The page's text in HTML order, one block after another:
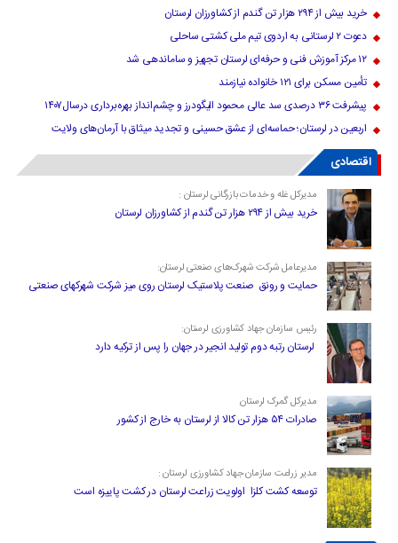
خرید بیش از ۲۹۴ هزار تن گندم از کشاورزان لرستان
دعوت ۲ لرستانی به اردوی تیم ملی کشتی ساحلی
۱۲ مرکز آموزش فنی و حرفه‌ای لرستان تجهیز و ساماندهی شد
تأمین مسکن برای ۱۲۱ خانواده نیازمند
پیشرفت ۳۶ درصدی سد عالی محمود الیگودرز و چشم‌انداز بهره‌برداری درسال۱۴۰۷
اربعین در لرستان؛ حماسه‌ای از عشق حسینی و تجدید میثاق با آرمان‌های ولایت
اقتصادی
مدیرکل غله و خدمات بازرگانی لرستان :
خرید بیش از ۲۹۴ هزار تن گندم از کشاورزان لرستان
مدیرعامل شرکت شهرک‌های صنعتی لرستان:
حمایت و رونق صنعت پلاستیک لرستان روی میز شرکت شهرکهای صنعتی
رئیس سازمان جهاد کشاورزی لرستان:
لرستان رتبه دوم تولید انجیر در جهان را پس از ترکیه دارد
مدیرکل گمرک لرستان
صادرات ۵۴ هزار تن کالا از لرستان به خارج از کشور
مدیر زراعت سازمان جهاد کشاورزی لرستان :
توسعه کشت کلزا اولویت زراعت لرستان در کشت پاییزه است